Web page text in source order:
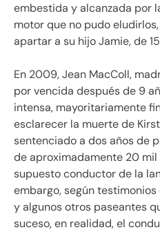
embestida y alcanzada por
motor que no pudo
apartar a su hijo Jamie, de
En 2009, Jean MacColl,
por vencida después de 9
intensa, mayoritariamente
esclarecer la muerte de
sentenciado a dos años de
de aproximadamente 20 mil
supuesto conductor de la
embargo, según
y algunos otros paseantes
suceso, en realidad, el